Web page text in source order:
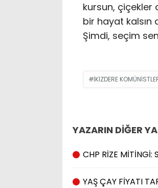
kursun, çiçekler
bir hayat kalsın
Şimdi, seçim
IKIZDERE
YAZARIN DİĞER
CHP RİZE MİTİNGİ:
YAŞ ÇAY FİYATI